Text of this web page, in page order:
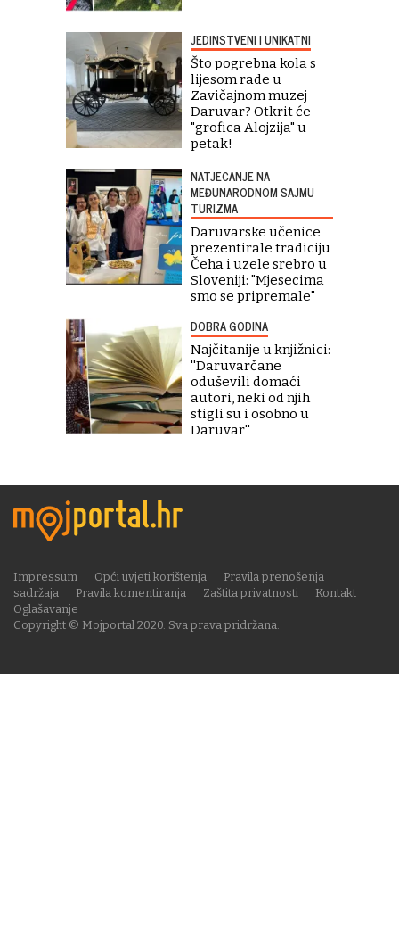
JEDINSTVENI I UNIKATNI
Što pogrebna kola s
lijesom rade u
Zavičajnom muzej
Daruvar? Otkrit će
"grofica Alojzija" u
petak!
NATJECANJE NA
MEĐUNARODNOM SAJMU
TURIZMA
Daruvarske učenice
prezentirale tradiciju
Čeha i uzele srebro u
Sloveniji: "Mjesecima
smo se pripremale"
DOBRA GODINA
Najčitanije u knjižnici:
''Daruvarčane
oduševili domaći
autori, neki od njih
stigli su i osobno u
Daruvar''
Copyright © Mojportal 2020. Sva prava pridržana.
Impressum Opći uvjeti korištenja
Pravila prenošenja
sadržaja
Pravila komentiranja Zaštita privatnosti
Kontakt
Oglašavanje